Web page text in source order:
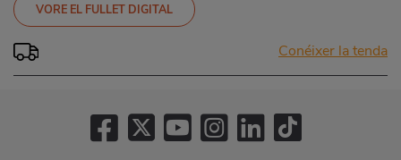
VORE EL FULLET DIGITAL
Conéixer la tenda